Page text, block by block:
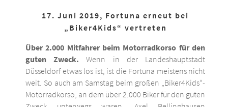
17. Juni 2019, Fortuna erneut bei
„Biker4Kids“ vertreten
Über 2.000 Mitfahrer beim Motorradkorso für den
guten Zweck. Wenn in der Landeshauptstadt
Düsseldorf etwas los ist, ist die Fortuna meistens nicht
weit. So auch am Samstag beim großen „Biker4Kids“-
Motorradkorso, an dem über 2.000 Biker für den guten